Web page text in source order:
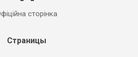
сторінка
Страницы